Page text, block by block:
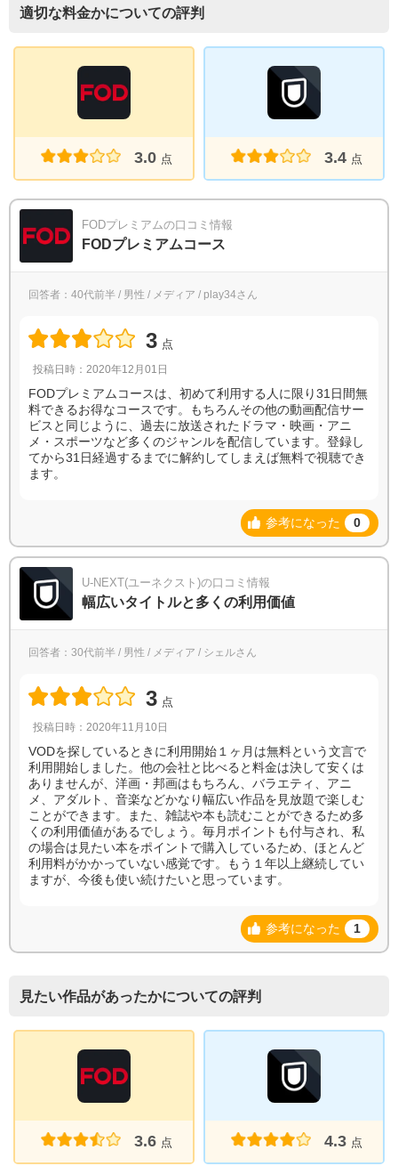
適切な料金かについての評判
3.0 点 3.4 点
FODプレミアムの口コミ情報
FODプレミアムコース
回答者：40代前半 / 男性 / メディア / play34さん
3 点
投稿日時：2020年12月01日
FODプレミアムコースは、初めて利用する人に限り31日間無
料できるお得なコースです。もちろんその他の動画配信サー
ビスと同じように、過去に放送されたドラマ・映画・アニ
メ・スポーツなど多くのジャンルを配信しています。登録し
てから31日経過するまでに解約してしまえば無料で視聴でき
ます。
参考になった 0
U-NEXT(ユーネクスト)の口コミ情報
幅広いタイトルと多くの利用価値
回答者：30代前半 / 男性 / メディア / シェルさん
3 点
投稿日時：2020年11月10日
VODを探しているときに利用開始１ヶ月は無料という文言で
利用開始しました。他の会社と比べると料金は決して安くは
ありませんが、洋画・邦画はもちろん、バラエティ、アニ
メ、アダルト、音楽などかなり幅広い作品を見放題で楽しむ
ことができます。また、雑誌や本も読むことができるため多
くの利用価値があるでしょう。毎月ポイントも付与され、私
の場合は見たい本をポイントで購入しているため、ほとんど
利用料がかかっていない感覚です。もう１年以上継続してい
ますが、今後も使い続けたいと思っています。
参考になった 1
見たい作品があったかについての評判
3.6 点 4.3 点